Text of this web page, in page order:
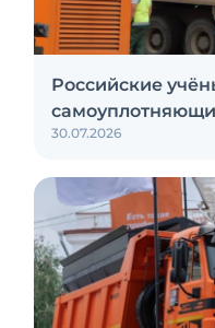
Российские
30.07.2026